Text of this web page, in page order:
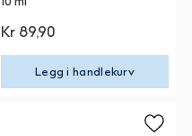
Kr 89,90
Legg i handlekurv